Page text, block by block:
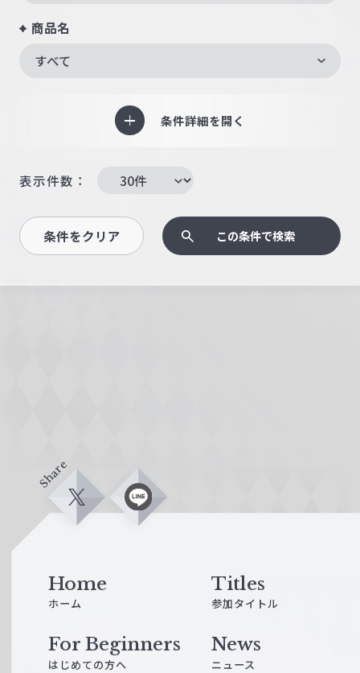
商品名
すべて
条件詳細を開く
表示件数：
条件をクリア この条件で検索
Share
X L
Home
ホーム
Titles
参加タイトル
For Beginners
はじめての方へ
News
ニュース